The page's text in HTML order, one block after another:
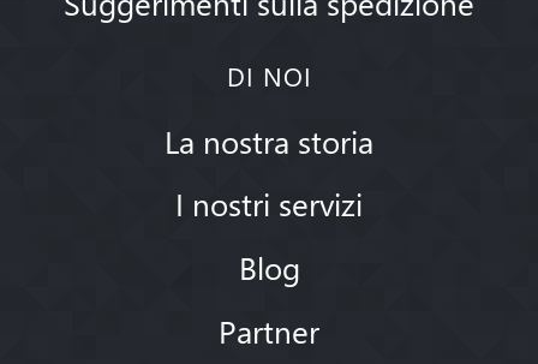
DI NOI
La nostra storia
I nostri servizi
Blog
Partner